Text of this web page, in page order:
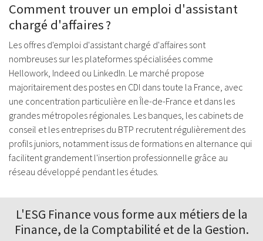
Comment trouver un emploi d'assistant
chargé d'affaires ?
Les offres d'emploi d'assistant chargé d'affaires sont
nombreuses sur les plateformes spécialisées comme
Hellowork, Indeed ou LinkedIn. Le marché propose
majoritairement des postes en CDI dans toute la France, avec
une concentration particulière en Île-de-France et dans les
grandes métropoles régionales. Les banques, les cabinets de
conseil et les entreprises du BTP recrutent régulièrement des
profils juniors, notamment issus de formations en alternance qui
facilitent grandement l'insertion professionnelle grâce au
réseau développé pendant les études.
L'ESG Finance vous forme aux métiers de la
Finance, de la Comptabilité et de la Gestion.